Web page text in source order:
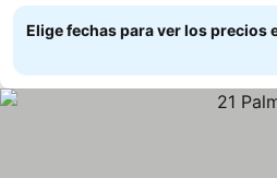
Elige fechas para ver los precios